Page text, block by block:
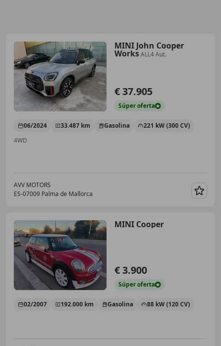
MINI John Cooper
WorksALL4 Aut.
€ 37.905
Súperoferta
06/2024 33.487 km Gasolina
221 kW (300 CV)
4WD
AVV MOTORS
ES-07009 Palma de Mallorca
MINI Cooper
€ 3.900
Súperoferta
02/2007 192.000 km Gasolina 88 kW (120 CV)